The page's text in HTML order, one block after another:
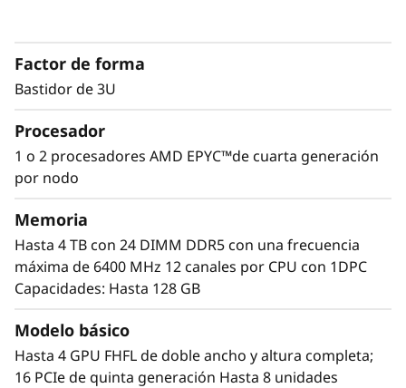
k
S
e
v
e
aceleradores, crece la demanda de GPU. El
ThinkSystem SR675 V3 ofrece un rendimiento
sectores, como la distribución minorista, la
fabricación, los servicios financieros y la
sanidad, lo que mejora la extracción de
mediante el aprendizaje automático y el
aprendizaje profundo.
Factor de forma
Bastidor de 3U
Procesador
1 o 2 procesadores AMD EPYC™de cuarta generación
por nodo
Memoria
Hasta 4 TB con 24 DIMM DDR5 con una frecuencia
máxima de 6400 MHz 12 canales por CPU con 1DPC
Capacidades: Hasta 128 GB
Modelo básico
Hasta 4 GPU FHFL de doble ancho y altura completa;
16 PCIe de quinta generación Hasta 8 unidades